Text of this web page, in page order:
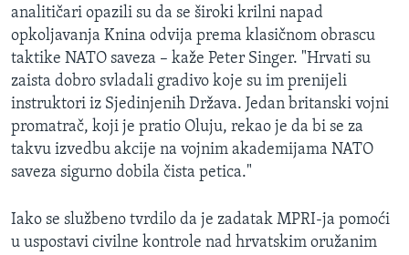
analitičari opazili su da se široki krilni napad
opkoljavanja Knina odvija prema klasičnom obrascu
taktike NATO saveza – kaže Peter Singer. "Hrvati su
zaista dobro svladali gradivo koje su im prenijeli
instruktori iz Sjedinjenih Država. Jedan britanski vojni
promatrač, koji je pratio Oluju, rekao je da bi se za
takvu izvedbu akcije na vojnim akademijama NATO
saveza sigurno dobila čista petica."
Iako se službeno tvrdilo da je zadatak MPRI-ja pomoći
u uspostavi civilne kontrole nad hrvatskim oružanim